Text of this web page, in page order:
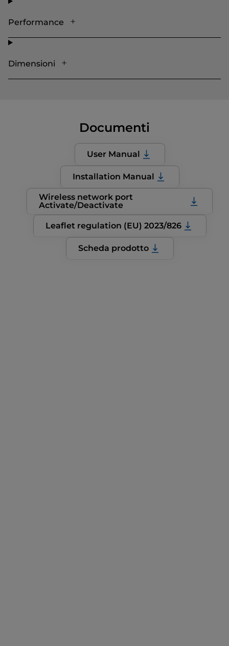
Performance
Dimensioni
Documenti
User Manual
Installation Manual
Wireless network port
Activate/Deactivate
Leaflet regulation (EU) 2023/826
Scheda prodotto